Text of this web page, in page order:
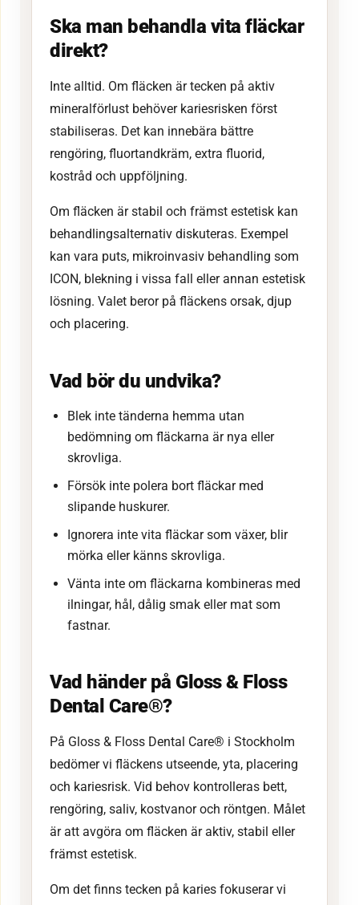
Ska man behandla vita fläckar
direkt?
Inte alltid. Om fläcken är tecken på aktiv
mineralförlust behöver kariesrisken först
stabiliseras. Det kan innebära bättre
rengöring, fluortandkräm, extra fluorid,
kostråd och uppföljning.
Om fläcken är stabil och främst estetisk kan
behandlingsalternativ diskuteras. Exempel
kan vara puts, mikroinvasiv behandling som
ICON, blekning i vissa fall eller annan estetisk
lösning. Valet beror på fläckens orsak, djup
och placering.
Vad bör du undvika?
Blek inte tänderna hemma utan
bedömning om fläckarna är nya eller
skrovliga.
Försök inte polera bort fläckar med
slipande huskurer.
Ignorera inte vita fläckar som växer, blir
mörka eller känns skrovliga.
Vänta inte om fläckarna kombineras med
ilningar, hål, dålig smak eller mat som
fastnar.
Vad händer på Gloss & Floss
Dental Care®?
På Gloss & Floss Dental Care® i Stockholm
bedömer vi fläckens utseende, yta, placering
och kariesrisk. Vid behov kontrolleras bett,
rengöring, saliv, kostvanor och röntgen. Målet
är att avgöra om fläcken är aktiv, stabil eller
främst estetisk.
Om det finns tecken på karies fokuserar vi